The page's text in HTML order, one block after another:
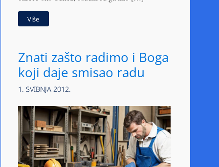
Više
Znati zašto radimo i Boga
koji daje smisao radu
1. SVIBNJA 2012.